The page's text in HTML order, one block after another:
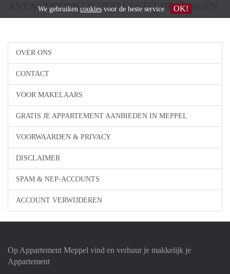
OVER ONS
CONTACT
VOOR MAKELAARS
GRATIS JE APPARTEMENT AANBIEDEN IN MEPPEL
VOORWAARDEN & PRIVACY
DISCLAIMER
SPAM & NEP-ACCOUNTS
ACCOUNT VERWIJDEREN
ANTWOORDEN OP VEELGESTELDE VRAGEN
Op Appartement Meppel vind en verhuur je makkelijk je
Appartement
We gebruiken cookies voor de beste service OK!